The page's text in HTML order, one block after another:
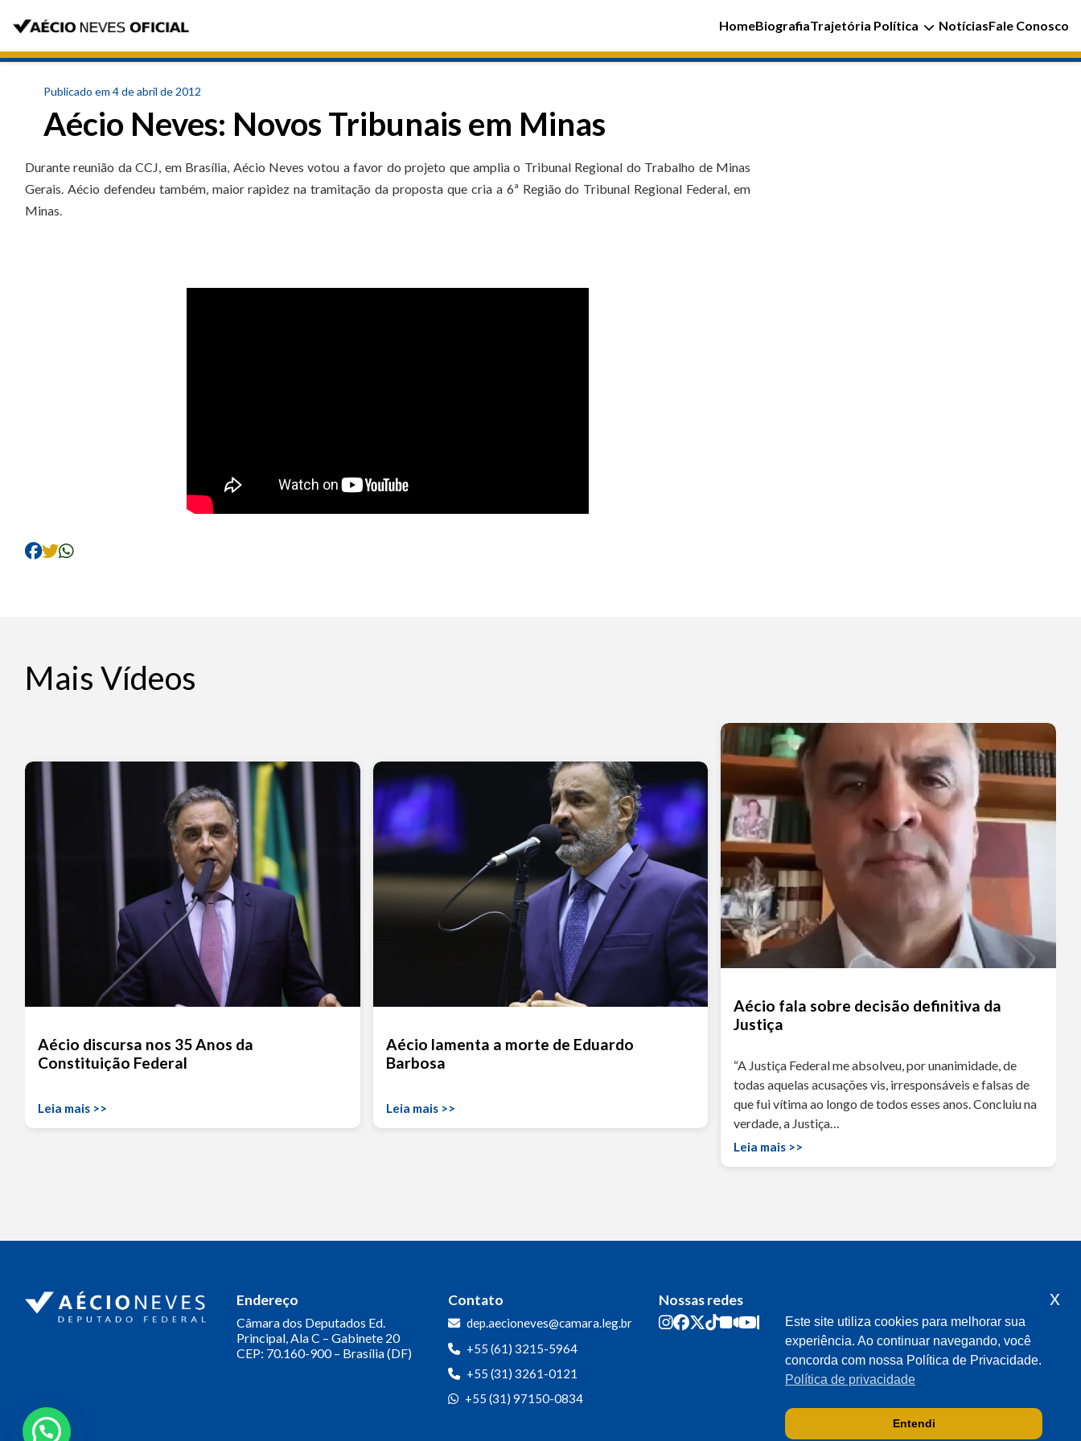
HomeBiografiaTrajetória Política NotíciasFale Conosco
Publicado em 4 de abril de 2012
Aécio Neves: Novos Tribunais em Minas
Durante reunião da CCJ, em Brasília, Aécio Neves votou a favor do projeto que amplia o Tribunal Regional do Trabalho de Minas
Gerais. Aécio defendeu também, maior rapidez na tramitação da proposta que cria a 6ª Região do Tribunal Regional Federal, em
Minas.
Mais Vídeos
Aécio discursa nos 35 Anos da
Constituição Federal
Leia mais >>
Aécio lamenta a morte de Eduardo
Barbosa
Leia mais >>
Aécio fala sobre decisão definitiva da
Justiça
“A Justiça Federal me absolveu, por unanimidade, de
todas aquelas acusações vis, irresponsáveis e falsas de
que fui vítima ao longo de todos esses anos. Concluiu na
verdade, a Justiça…
Leia mais >>
Endereço
Câmara dos Deputados Ed.
Principal, Ala C – Gabinete 20
CEP: 70.160-900 – Brasília (DF)
Contato
dep.aecioneves@camara.leg.br
+55 (61) 3215-5964
+55 (31) 3261-0121
+55 (31) 97150-0834
Nossas redes
Este site utiliza cookies para melhorar sua
experiência. Ao continuar navegando, você
concorda com nossa Política de Privacidade.
Política de privacidade
Entendi
x